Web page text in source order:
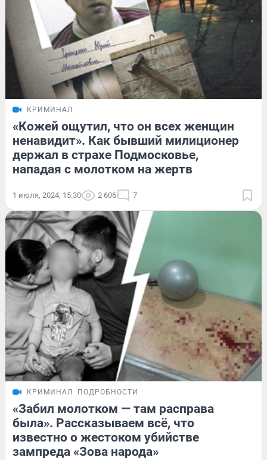
КРИМИНАЛ
«Кожей ощутил, что он всех женщин
ненавидит». Как бывший милиционер
держал в страхе Подмосковье,
нападая с молотком на жертв
1 июля, 2024, 15:30 2 606 7
КРИМИНАЛ ПОДРОБНОСТИ
«Забил молотком — там расправа
была». Рассказываем всё, что
известно о жестоком убийстве
зампреда «Зова народа»